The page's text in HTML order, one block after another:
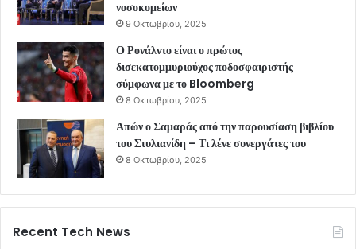
νοσοκομείων
9 Οκτωβρίου, 2025
Ο Ρονάλντο είναι ο πρώτος
δισεκατομμυριούχος ποδοσφαιριστής
σύμφωνα με το Bloomberg
8 Οκτωβρίου, 2025
Απών ο Σαμαράς από την παρουσίαση βιβλίου
του Στυλιανίδη – Τι λένε συνεργάτες του
8 Οκτωβρίου, 2025
Recent Tech News